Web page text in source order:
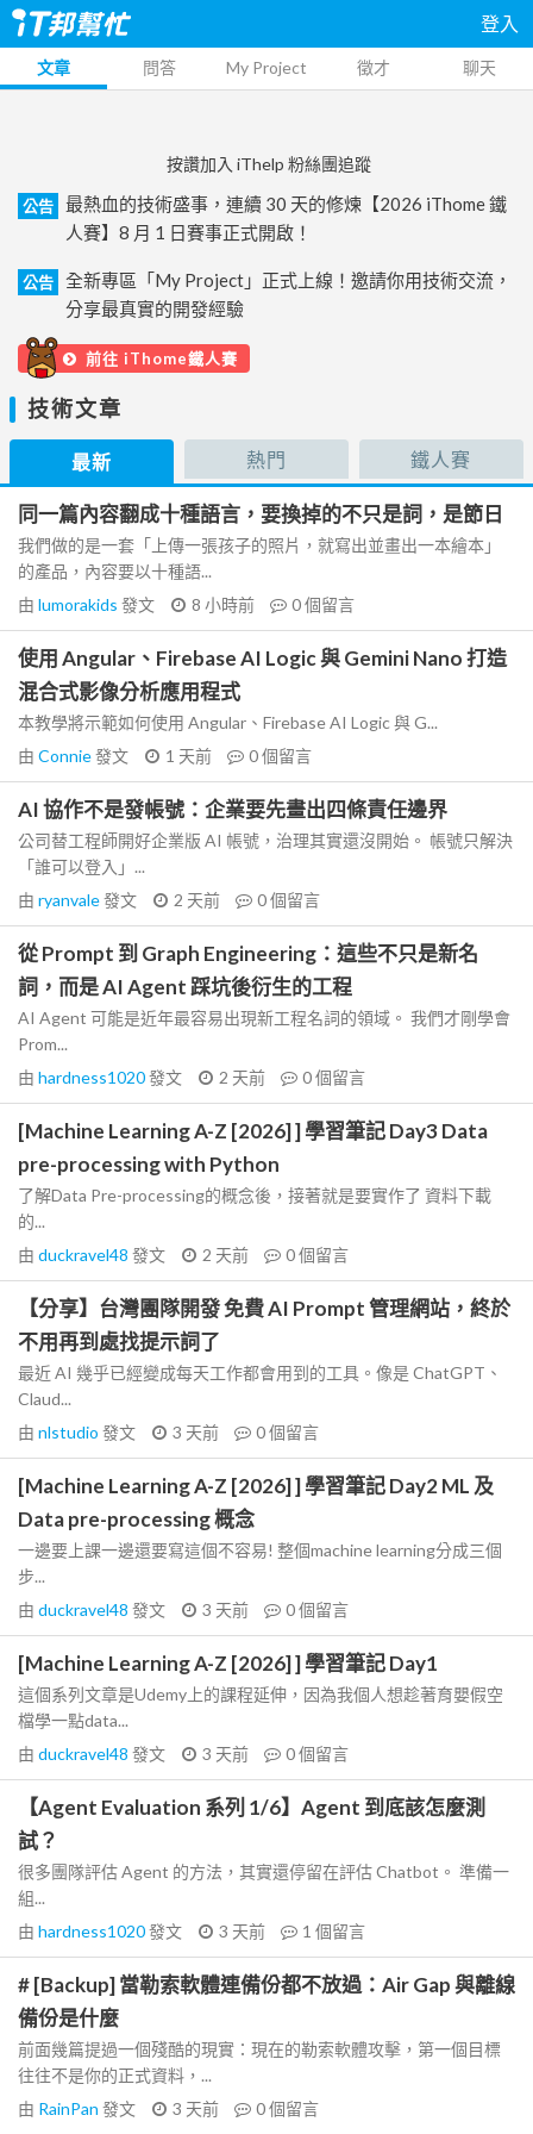
登入
文章 問答 My Project 徵才 聊天
按讚加入 iThelp 粉絲團追蹤
公告
最熱血的技術盛事，連續 30 天的修煉【2026 iThome 鐵
人賽】8 月 1 日賽事正式開啟！
公告
全新專區「My Project」正式上線！邀請你用技術交流，
分享最真實的開發經驗
前往 iThome鐵人賽
技術文章
最新 熱門 鐵人賽
同一篇內容翻成十種語言，要換掉的不只是詞，是節日
我們做的是一套「上傳一張孩子的照片，就寫出並畫出一本繪本」
的產品，內容要以十種語...
由 lumorakids 發文 8 小時前 0個留言
使用 Angular、Firebase AI Logic 與 Gemini Nano 打造
混合式影像分析應用程式
本教學將示範如何使用 Angular、Firebase AI Logic 與 G...
由 Connie發文 1 天前 0個留言
AI 協作不是發帳號：企業要先畫出四條責任邊界
公司替工程師開好企業版 AI 帳號，治理其實還沒開始。 帳號只解決
「誰可以登入」...
由 ryanvale發文 2 天前 0個留言
從 Prompt 到 Graph Engineering：這些不只是新名
詞，而是 AI Agent 踩坑後衍生的工程
AI Agent 可能是近年最容易出現新工程名詞的領域。 我們才剛學會
Prom...
由 hardness1020發文 2 天前 0個留言
[Machine Learning A-Z [2026] ] 學習筆記 Day3 Data
pre-processing with Python
了解Data Pre-processing的概念後，接著就是要實作了 資料下載
的...
由 duckravel48 發文 2 天前 0個留言
【分享】台灣團隊開發 免費 AI Prompt 管理網站，終於
不用再到處找提示詞了
最近 AI 幾乎已經變成每天工作都會用到的工具。像是 ChatGPT、
Claud...
由 nlstudio 發文 3 天前 0個留言
[Machine Learning A-Z [2026] ] 學習筆記 Day2 ML 及
Data pre-processing 概念
一邊要上課一邊還要寫這個不容易! 整個machine learning分成三個
步...
由 duckravel48 發文 3 天前 0個留言
[Machine Learning A-Z [2026] ] 學習筆記 Day1
這個系列文章是Udemy上的課程延伸，因為我個人想趁著育嬰假空
檔學一點data...
由 duckravel48 發文 3 天前 0個留言
【Agent Evaluation 系列 1/6】Agent 到底該怎麼測
試？
很多團隊評估 Agent 的方法，其實還停留在評估 Chatbot。 準備一
組...
由 hardness1020發文 3 天前 1 個留言
# [Backup] 當勒索軟體連備份都不放過：Air Gap 與離線
備份是什麼
前面幾篇提過一個殘酷的現實：現在的勒索軟體攻擊，第一個目標
往往不是你的正式資料，...
由 RainPan 發文 3 天前 0個留言